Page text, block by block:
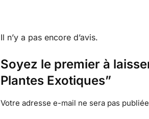
Il n’y a pas encore d’avis.
Soyez le premier à
Plantes Exotiques”
Votre adresse e-mail ne sera pas